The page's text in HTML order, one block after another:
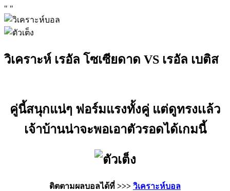
" "
วิเคราะห์ เรอัล โซเซียดาด VS เรอัล เบติส
คู่นี้สนุกแน่ๆ ฟอร์มแรงทั้งคู่ แต่ดูทรงเเล้ว
เจ้าบ้านน่าจะพอเอาตัวรอดได้เกมนี้
ติตตามผลบอลได้ที่ >>> วิเคราะห์บอล